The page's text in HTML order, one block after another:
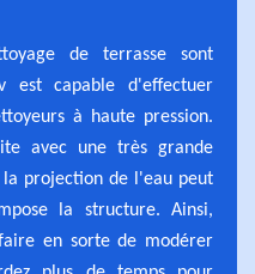
de terrasse sont
est capable d'effectuer
à haute pression.
avec une très grande
projection de l'eau peut
la structure. Ainsi,
en sorte de modérer